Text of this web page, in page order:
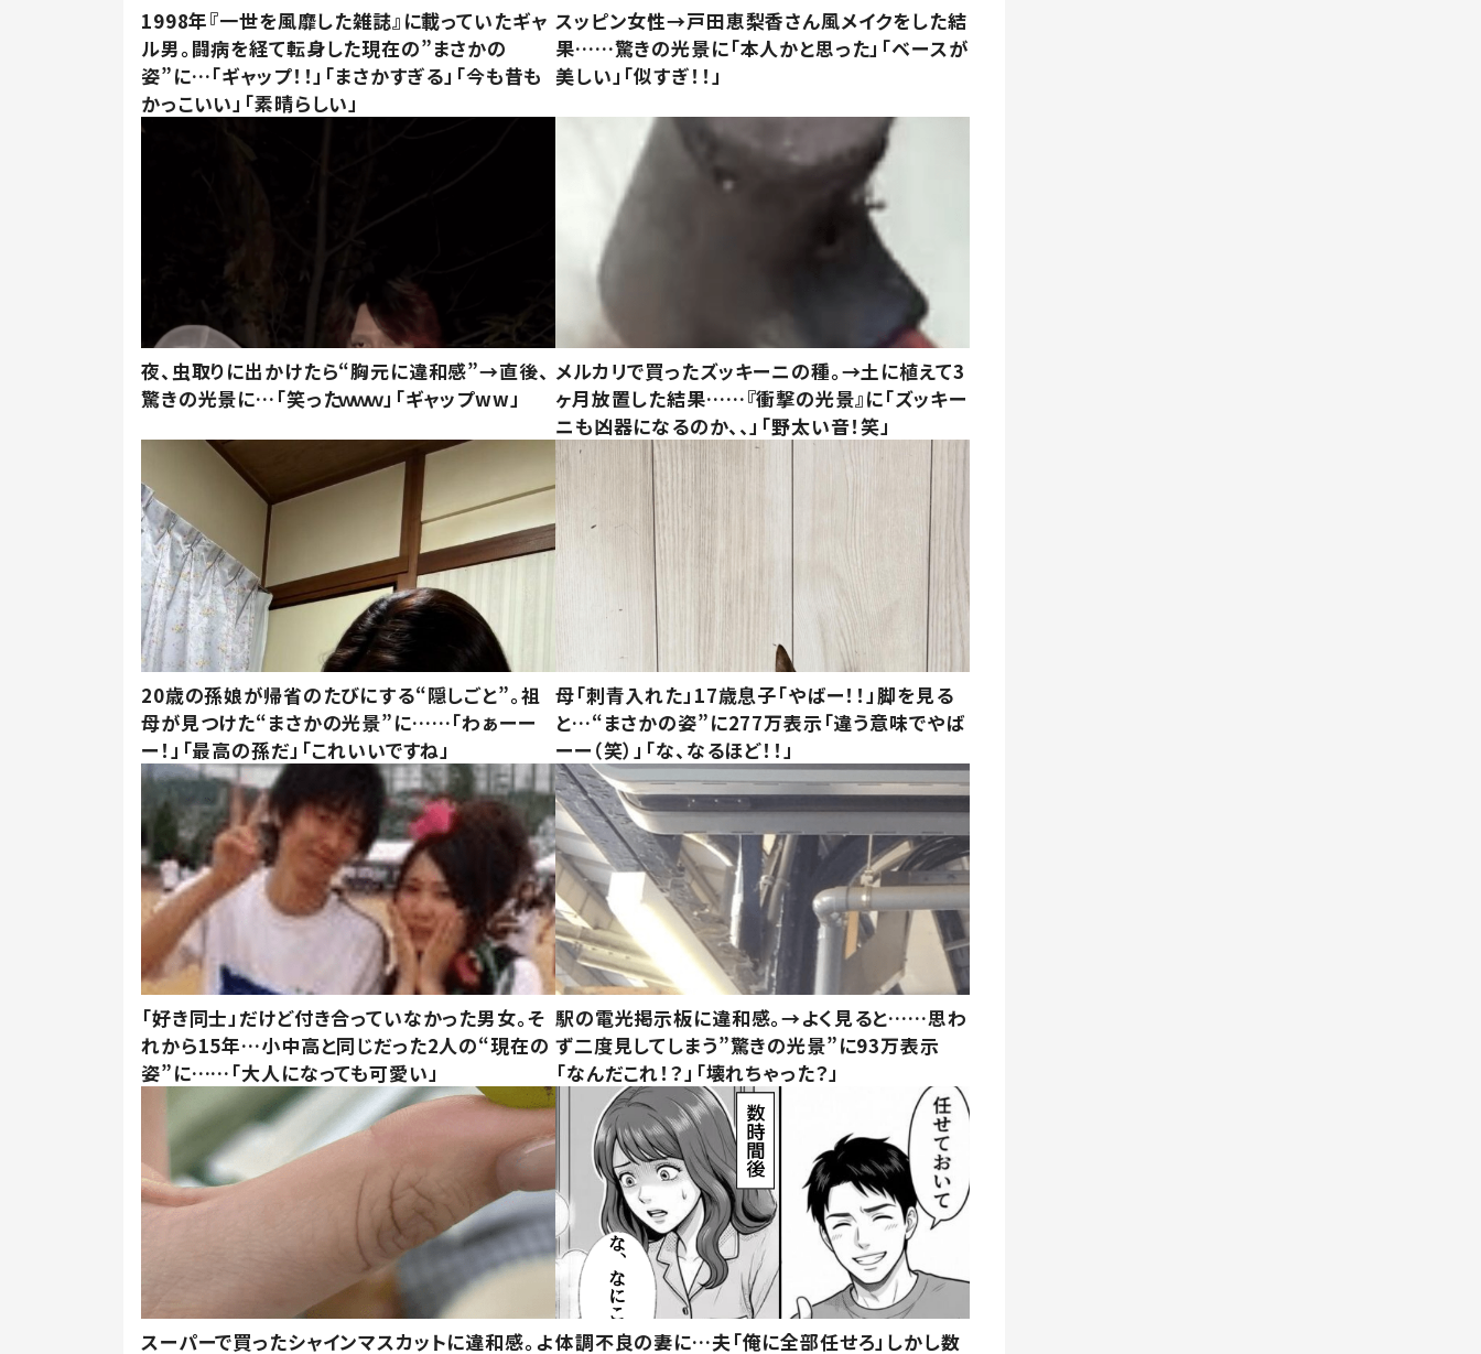
1998年『一世を風靡した雑誌』に載っていたギャ
ル男。闘病を経て転身した現在の”まさかの
姿”に…「ギャップ！！」「まさかすぎる」「今も昔も
かっこいい」「素晴らしい」
スッピン女性→戸田恵梨香さん風メイクをした結
果……驚きの光景に「本人かと思った」「ベースが
美しい」「似すぎ！！」
夜、虫取りに出かけたら“胸元に違和感”→直後、
驚きの光景に…「笑ったｗｗｗ」「ギャップww」
メルカリで買ったズッキーニの種。→土に植えて3
ヶ月放置した結果……『衝撃の光景』に「ズッキー
ニも凶器になるのか、、」「野太い音！笑」
20歳の孫娘が帰省のたびにする“隠しごと”。祖
母が見つけた“まさかの光景”に……「わぁーー
ー！」「最高の孫だ」「これいいですね」
母「刺青入れた」17歳息子「やばー！！」脚を見る
と…“まさかの姿”に277万表示「違う意味でやば
ーー（笑）」「な、なるほど！！」
「好き同士」だけど付き合っていなかった男女。そ
れから15年…小中高と同じだった2人の“現在の
姿”に……「大人になっても可愛い」
駅の電光掲示板に違和感。→よく見ると……思わ
ず二度見してしまう”驚きの光景”に93万表示
「なんだこれ！？」「壊れちゃった？」
スーパーで買ったシャインマスカットに違和感。よ体調不良の妻に…夫「俺に全部任せろ」しかし数